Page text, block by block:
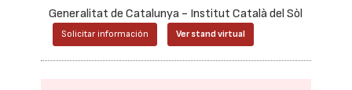
Generalitat de Catalunya - Institut Català del Sòl
Solicitar información Ver stand virtual